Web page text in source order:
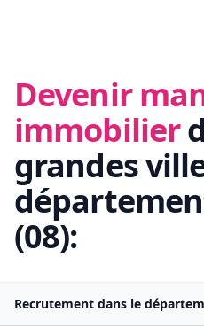
Devenir
immobilier
grandes
(08):
Recrutement dans le